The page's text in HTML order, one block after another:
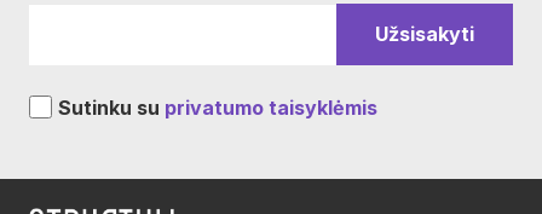
Sutinku su privatumo taisyklėmis